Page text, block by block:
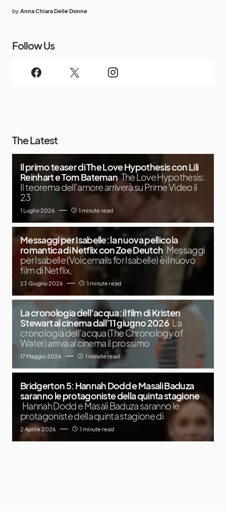
by Anna Chiara Delle Donne
Follow Us
The Latest
Il primo teaser di The Love Hypothesis con Lili
Reinhart e Tom Bateman The Love Hypothesis:
Il teorema dell’amore arriverà su Prime Video il
23
1 Luglio 2026 1 minute read
Messaggi per Isabelle: la nuova pellicola
romantica di Netflix con Zoe Deutch Messaggi
per Isabelle (Voicemails for Isabelle) è il nuovo
film di Netflix,
23 Giugno 2026 1 minute read
La cronologia dell’acqua: il film di Kristen
Stewart al cinema dall’11 giugno 2026 La
cronologia dell’acqua (The Chronology of
Water) arriva al cinema il prossimo
17 Maggio 2026 1 minute read
Bridgerton 5: Hannah Dodd e Masali Baduza
saranno le protagoniste della quinta stagione
Hannah Dodd e Masali Baduza saranno le
protagoniste della quinta stagione di
2 Aprile 2026 1 minute read